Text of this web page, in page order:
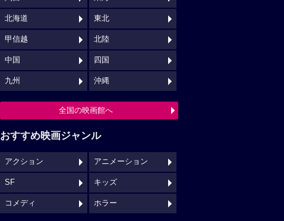
北海道 東北
甲信越 北陸
中国 四国
九州 沖縄
全国の映画館へ
おすすめ映画ジャンル
アクション アニメーション
SF キッズ
コメディ ホラー